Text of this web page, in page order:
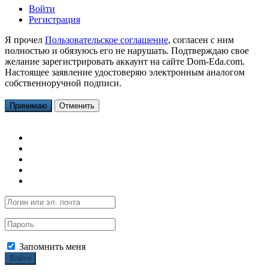
Войти
Регистрация
Я прочел Пользовательское соглашение, согласен с ним
полностью и обязуюсь его не нарушать. Подтверждаю свое
желание зарегистрировать аккаунт на сайте Dom-Eda.com.
Настоящее заявление удостоверяю электронным аналогом
собственноручной подписи.
Принимаю Отменить
Запомнить меня
Войти